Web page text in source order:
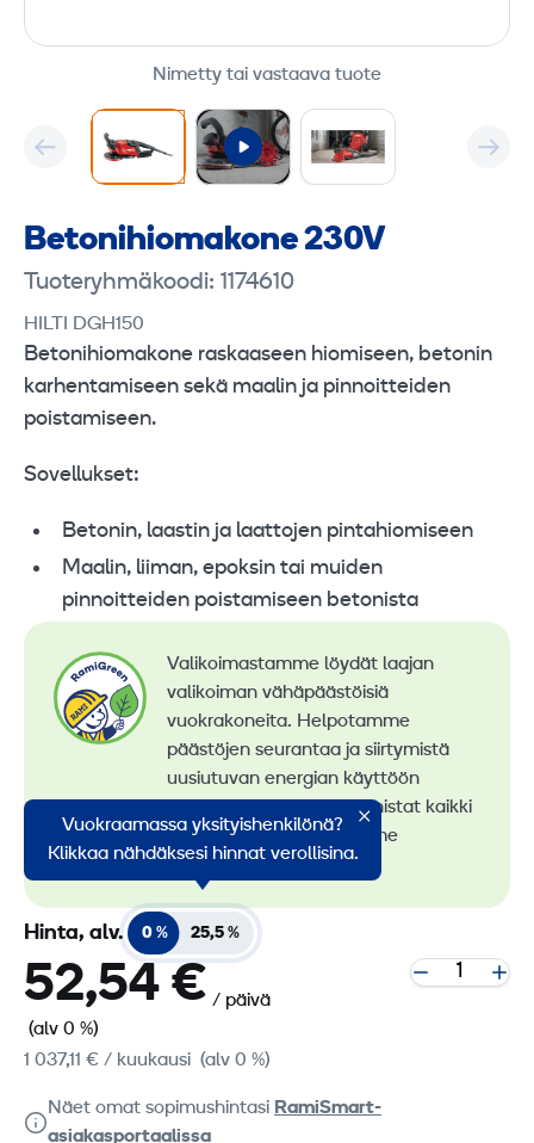
Nimetty tai vastaava tuote
Betoni­hioma­kone 230V
Tuoteryhmäkoodi: 1174610
HILTI DGH150
Betonihiomakone raskaaseen hiomiseen, betonin
karhentamiseen sekä maalin ja pinnoitteiden
poistamiseen.
Sovellukset:
Betonin, laastin ja laattojen pintahiomiseen
Maalin, liiman, epoksin tai muiden
pinnoitteiden poistamiseen betonista
Valikoimastamme löydät laajan
valikoiman vähäpäästöisiä
vuokrakoneita. Helpotamme
päästöjen seurantaa ja siirtymistä
uusiutuvan energian käyttöön
konevuokrauksessa. Tunnistat kaikki
vähäpäästöiset koneemme
RamiGreen-merkistä.
Vuokraamassa yksityishenkilönä?
Klikkaa nähdäksesi hinnat verollisina.
Hinta, alv. 0 % 25,5 %
52,54 € / päivä
(alv 0 %)
1 037,11 € / kuukausi (alv 0 %)
Näet omat sopimushintasi RamiSmart-
asiakasportaalissa